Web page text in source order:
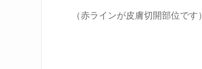
（赤ラインが皮膚切開部位です）